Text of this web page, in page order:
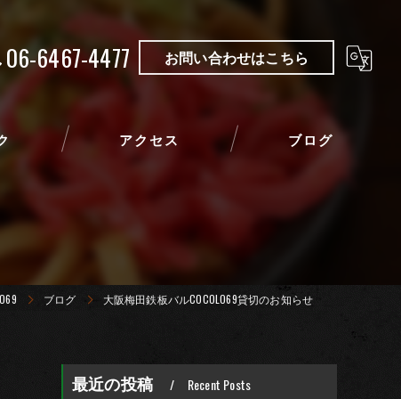
06-6467-4477 お問い合わせはこちら
アクセス ブログ
ブログ 大阪梅田鉄板バルCOCOLO69貸切のお知らせ
最近の投稿 Recent Posts